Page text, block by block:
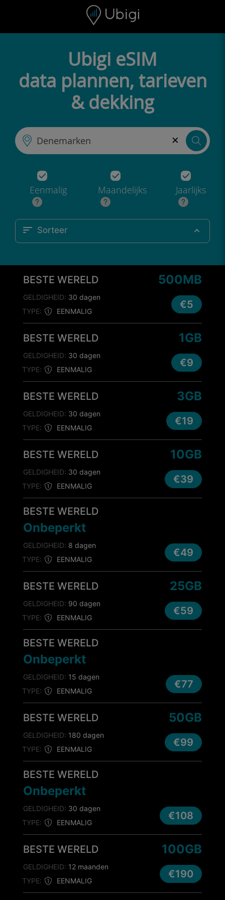
Navigatiebalk Voettekst
Ubigi eSIM
data plannen, tarieven
& dekking
×
Eenmalig Maandelijks Jaarlijks
Sorteer
BESTE WERELD
TYPE: EENMALIG
500MB
GELDIGHEID: 30 dagen
€5
BESTE WERELD
TYPE: EENMALIG
1GB
GELDIGHEID: 30 dagen
€9
BESTE WERELD
TYPE: EENMALIG
3GB
GELDIGHEID: 30 dagen
€19
BESTE WERELD
TYPE: EENMALIG
10GB
GELDIGHEID: 30 dagen
€39
BESTE WERELD
TYPE: EENMALIG
Onbeperkt
GELDIGHEID: 8 dagen
€49
BESTE WERELD
TYPE: EENMALIG
25GB
GELDIGHEID: 90 dagen
€59
BESTE WERELD
TYPE: EENMALIG
Onbeperkt
GELDIGHEID: 15 dagen
€77
BESTE WERELD
TYPE: EENMALIG
50GB
GELDIGHEID: 180 dagen
€99
BESTE WERELD
TYPE: EENMALIG
Onbeperkt
GELDIGHEID: 30 dagen
€108
BESTE WERELD
TYPE: EENMALIG
100GB
GELDIGHEID: 12 maanden
€190